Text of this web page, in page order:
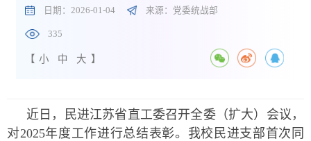
日期：2026-01-04 来源：党委统战部
335
【 小 中 大 】
近日，民进江苏省直工委召开全委（扩大）会议，
对2025年度工作进行总结表彰。我校民进支部首次同